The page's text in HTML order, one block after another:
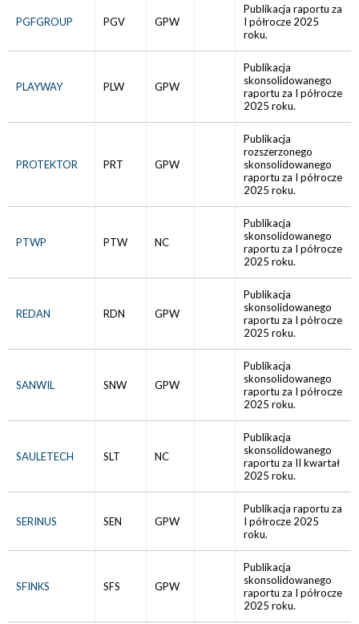
PGFGROUP PGV GPW
Publikacja raportu za
I półrocze 2025
roku.
PLAYWAY PLW GPW
Publikacja
skonsolidowanego
raportu za I półrocze
2025 roku.
PROTEKTOR PRT GPW
Publikacja
rozszerzonego
skonsolidowanego
raportu za I półrocze
2025 roku.
PTWP PTW NC
Publikacja
skonsolidowanego
raportu za I półrocze
2025 roku.
REDAN RDN GPW
Publikacja
skonsolidowanego
raportu za I półrocze
2025 roku.
SANWIL SNW GPW
Publikacja
skonsolidowanego
raportu za I półrocze
2025 roku.
SAULETECH SLT NC
Publikacja
skonsolidowanego
raportu za II kwartał
2025 roku.
SERINUS SEN GPW
Publikacja raportu za
I półrocze 2025
roku.
SFINKS SFS GPW
Publikacja
skonsolidowanego
raportu za I półrocze
2025 roku.